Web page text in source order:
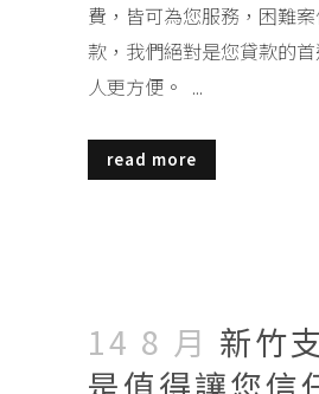
費，皆可為您服務，困難
款，我們絕對是您貸款的
人更方便。 ...
read more
14 8 月 新竹